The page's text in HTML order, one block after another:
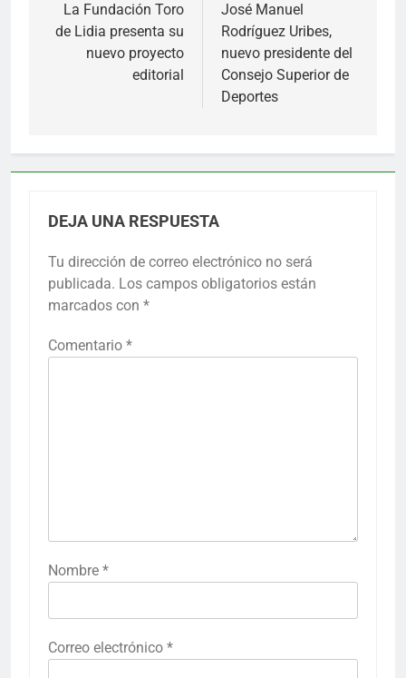
de
entradas
La Fundación Toro
de Lidia presenta su
nuevo proyecto
editorial
José Manuel
Rodríguez Uribes,
nuevo presidente del
Consejo Superior de
Deportes
DEJA UNA RESPUESTA
Tu dirección de correo electrónico no será
publicada. Los campos obligatorios están
marcados con *
Comentario *
Nombre *
Correo electrónico *